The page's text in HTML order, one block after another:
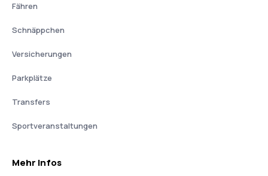
Fähren
Schnäppchen
Versicherungen
Parkplätze
Transfers
Sportveranstaltungen
Mehr Infos